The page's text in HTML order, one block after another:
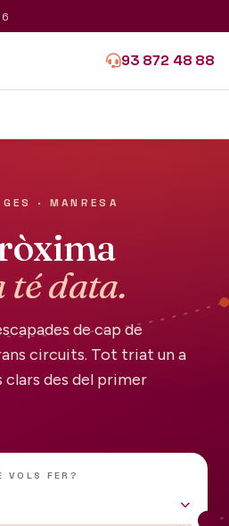
93 872 48 88
· MANRESA
té data.
de cap de
circuits. Tot triat un a
clars des del primer
VOLS FER?